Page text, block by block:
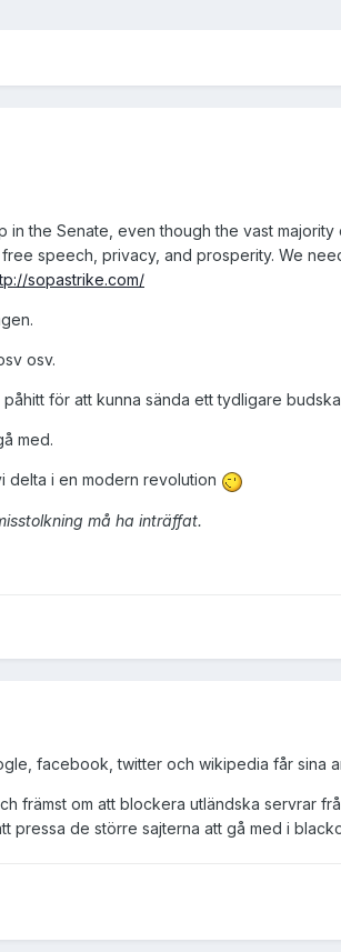
the Senate, even though the vast
speech, privacy, and prosperity. We
sopastrike.com/
osv.
för att kunna sända ett tydligare
med.
delta i en modern revolution
må ha inträffat.
facebook, twitter och wikipedia får sina
främst om att blockera utländska servrar
pressa de större sajterna att gå med i